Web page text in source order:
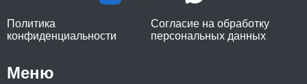
Политика
конфиденциальности
Согласие на обработку
персональных данных
Меню